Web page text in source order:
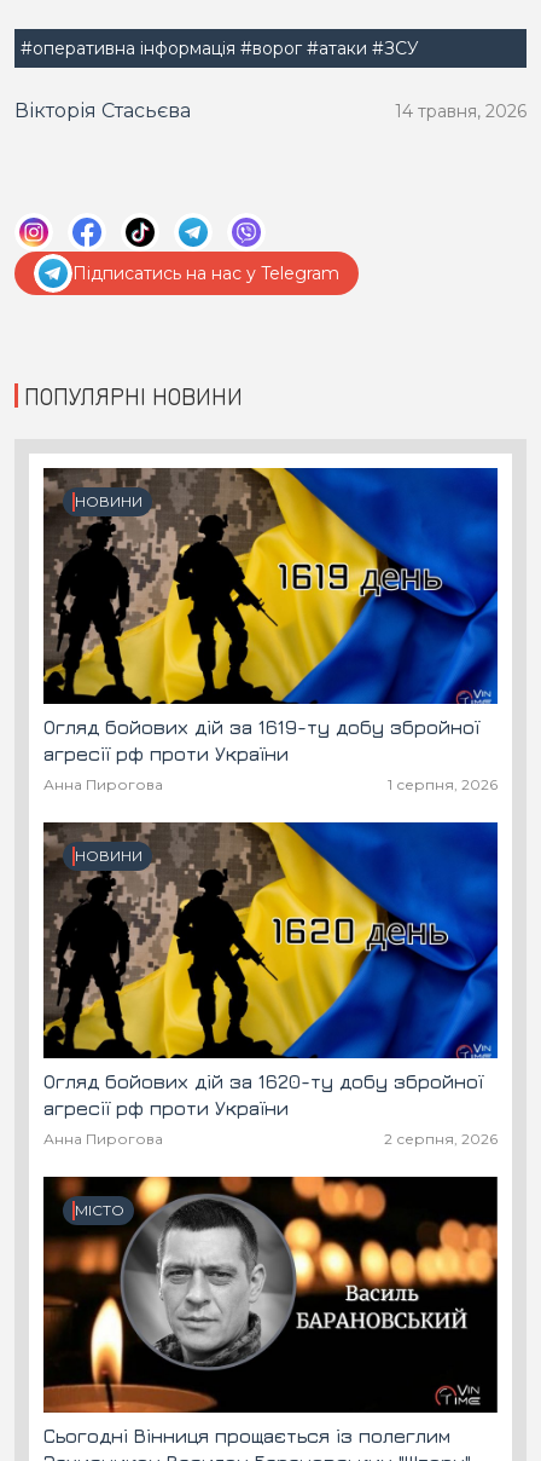
#оперативна інформація #ворог #атаки #ЗСУ
Вікторія Стасьєва 14 травня, 2026
Підписатись на нас у Telegram
ПОПУЛЯРНІ НОВИНИ
НОВИНИ
Огляд бойових дій за 1619-ту добу збройної
агресії рф проти України
Анна Пирогова 1 серпня, 2026
НОВИНИ
Огляд бойових дій за 1620-ту добу збройної
агресії рф проти України
Анна Пирогова 2 серпня, 2026
МІСТО
Сьогодні Вінниця прощається із полеглим